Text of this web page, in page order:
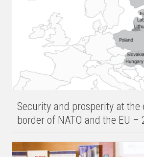
Security and prosperity at the
border of NATO and the EU –